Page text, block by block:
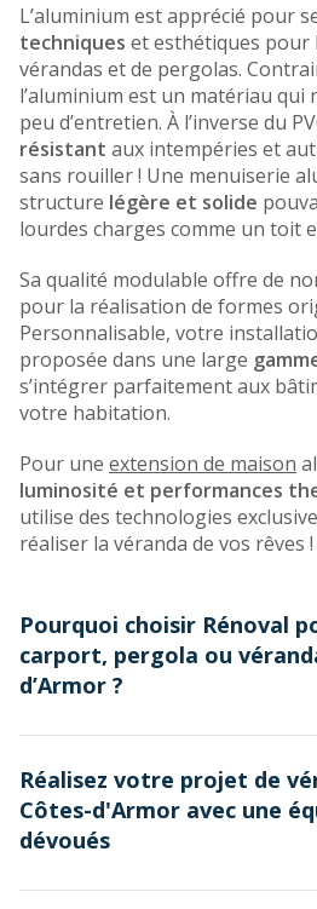
L’aluminium est apprécié pour
techniques et esthétiques pour
vérandas et de pergolas.
l’aluminium est un matériau qui
peu d’entretien. À l’inverse du
résistant aux intempéries et
sans rouiller ! Une menuiserie
structure légère et solide
lourdes charges comme un toit
Sa qualité modulable offre de
pour la réalisation de formes
Personnalisable, votre
proposée dans une large
s’intégrer parfaitement aux
votre habitation.
Pour une extension de maison
luminosité et performances
utilise des technologies
réaliser la véranda de vos rêves !
Pourquoi choisir Rénoval
carport, pergola ou
d’Armor ?
Spécialiste reconnu sur le
aluminium depuis 1983 en
met son savoir-faire et son
pour des prestations de qualité
Réalisez votre projet de
Côtes-d'Armor avec une
dévoués